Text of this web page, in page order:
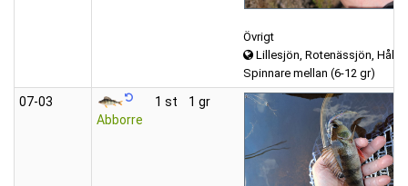
Övrigt
Lillesjön, Rotenässjön,
Spinnare mellan (6-12 gr)
07‑03
Abborre
1 st 1 gr